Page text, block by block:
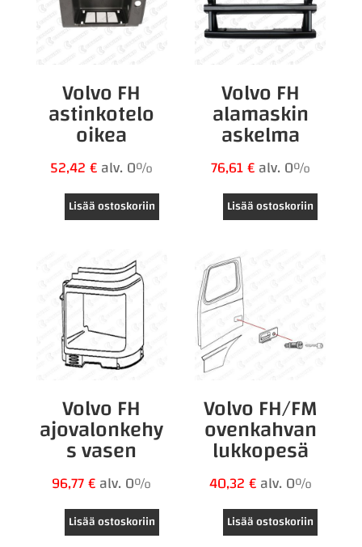
Volvo FH
astinkotelo
oikea
52,42€alv. 0%
Lisää ostoskoriin
Volvo FH
alamaskin
askelma
76,61€alv. 0%
Lisää ostoskoriin
Volvo FH
ajovalonkehy
s vasen
96,77€alv. 0%
Lisää ostoskoriin
Volvo FH/FM
ovenkahvan
lukkopesä
40,32€alv. 0%
Lisää ostoskoriin